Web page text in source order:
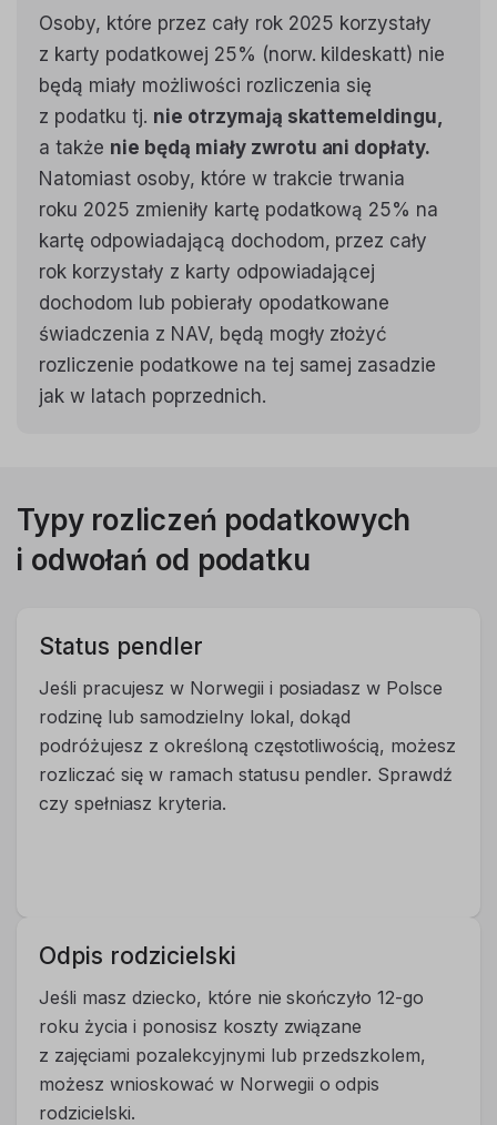
Osoby, które przez cały rok 2025 korzystały
z karty podatkowej 25% (norw. kildeskatt) nie
będą miały możliwości rozliczenia się
z podatku tj. nie otrzymają skattemeldingu,
a także nie będą miały zwrotu ani dopłaty.
Natomiast osoby, które w trakcie trwania
roku 2025 zmieniły kartę podatkową 25% na
kartę odpowiadającą dochodom, przez cały
rok korzystały z karty odpowiadającej
dochodom lub pobierały opodatkowane
świadczenia z NAV, będą mogły złożyć
rozliczenie podatkowe na tej samej zasadzie
jak w latach poprzednich.
Typy rozliczeń podatkowych
i odwołań od podatku
Status pendler
Jeśli pracujesz w Norwegii i posiadasz w Polsce
rodzinę lub samodzielny lokal, dokąd
podróżujesz z określoną częstotliwością, możesz
rozliczać się w ramach statusu pendler. Sprawdź
czy spełniasz kryteria.
Odpis rodzicielski
Jeśli masz dziecko, które nie skończyło 12-go
roku życia i ponosisz koszty związane
z zajęciami pozalekcyjnymi lub przedszkolem,
możesz wnioskować w Norwegii o odpis
rodzicielski.